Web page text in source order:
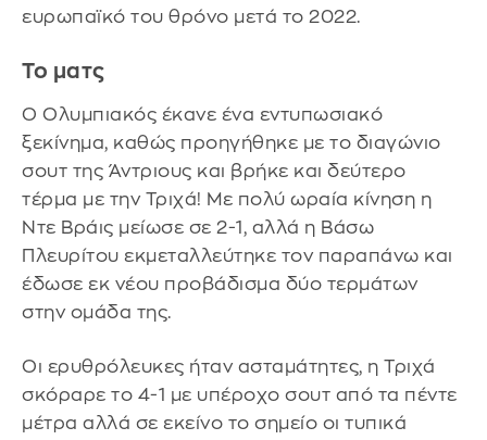
ευρωπαϊκό του θρόνο μετά το 2022.
Το ματς
Ο Ολυμπιακός έκανε ένα εντυπωσιακό
ξεκίνημα, καθώς προηγήθηκε με το διαγώνιο
σουτ της Άντριους και βρήκε και δεύτερο
τέρμα με την Τριχά! Με πολύ ωραία κίνηση η
Ντε Βράις μείωσε σε 2-1, αλλά η Βάσω
Πλευρίτου εκμεταλλεύτηκε τον παραπάνω και
έδωσε εκ νέου προβάδισμα δύο τερμάτων
στην ομάδα της.
Οι ερυθρόλευκες ήταν ασταμάτητες, η Τριχά
σκόραρε το 4-1 με υπέροχο σουτ από τα πέντε
μέτρα αλλά σε εκείνο το σημείο οι τυπικά